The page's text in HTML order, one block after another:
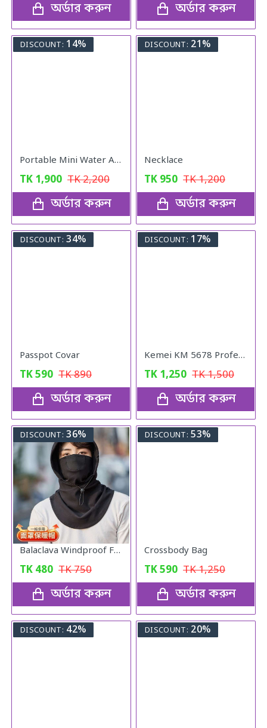
অর্ডার করুন অর্ডার করুন
DISCOUNT: 14%
Portable Mini Water Air Cooler Table Fan
TK 1,900 TK2,200
অর্ডার করুন
DISCOUNT: 21%
Necklace
TK 950 TK1,200
অর্ডার করুন
DISCOUNT: 34%
Passpot Covar
TK590 TK890
অর্ডার করুন
DISCOUNT: 17%
Kemei KM 5678 Professional Hair Clipper & Trimmer
TK 1,250 TK1,500
অর্ডার করুন
DISCOUNT: 36%
Balaclava Windproof Full Face Mask (Black)
TK 480 TK750
অর্ডার করুন
DISCOUNT: 53%
Crossbody Bag
TK590 TK1,250
অর্ডার করুন
DISCOUNT: 42% DISCOUNT: 20%